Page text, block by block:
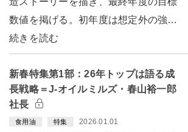
数値を掲げる。初年度は想定外の強…
続きを読む
新春特集第1部：26年トップは語る成
長戦略＝J-オイルミルズ・春山裕一郎
社長
食用油 特集 2026.01.01